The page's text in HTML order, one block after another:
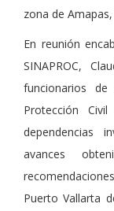
zona de
En reunión
SINAPROC,
funcionarios
Protección
dependencias
avances
Puerto Vallarta